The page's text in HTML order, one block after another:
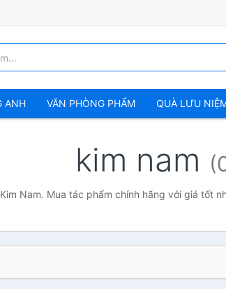
ANH VĂN PHÒNG PHẨM QUÀ LƯU
kim nam
Nam. Mua tác phẩm chính hãng với giá tốt